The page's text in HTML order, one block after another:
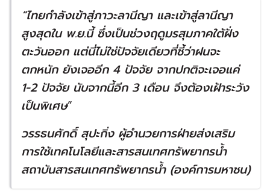
“ไทยกำลังเข้าสู่ภาวะลานีญา และเข้าสู่ลานีญา
สูงสุดใน พ.ย.นี้ ซึ่งเป็นช่วงฤดูมรสุมภาคใต้ฝั่ง
ตะวันออก แต่นี่ไม่ใช่ปัจจัยเดียวที่ชี้ว่าฝนจะ
ตกหนัก ยังเจออีก 4 ปัจจัย จากปกติจะเจอแค่
1-2 ปัจจัย นับจากนี้อีก 3 เดือน จึงต้องเฝ้าระวัง
เป็นพิเศษ”
วรรธนศักดิ์ สุปะกิ่ง ผู้อำนวยการฝ่ายส่งเสริม
การใช้เทคโนโลยีและสารสนเทศทรัพยากรน้ำ
สถาบันสารสนเทศทรัพยากรน้ำ (องค์การมหาชน)